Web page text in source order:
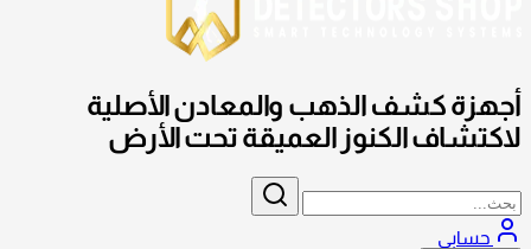
أجهزة كشف الذهب والمعادن الأصلية
لاكتشاف الكنوز العميقة تحت الأرض
حسابي